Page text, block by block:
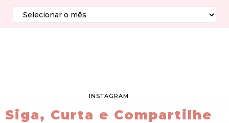
INSTAGRAM
Siga, Curta e Compartilhe